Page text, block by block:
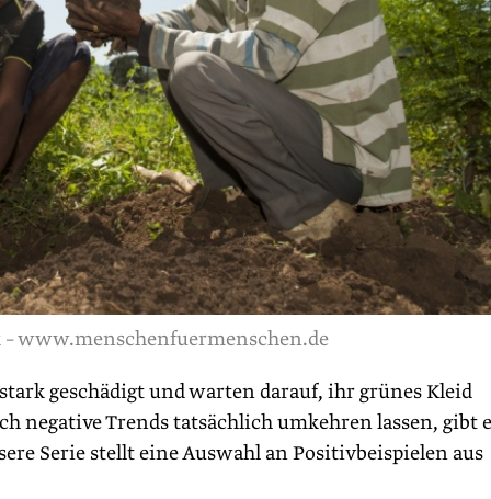
www.menschenfuermenschen.de
geschädigt und warten darauf, ihr grünes Kleid
negative Trends tatsächlich umkehren lassen, gibt
Serie stellt eine Auswahl an Positivbeispielen aus